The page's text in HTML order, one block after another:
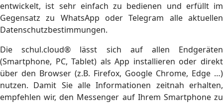
entwickelt, ist sehr einfach zu bedienen und erfüllt im
Gegensatz zu WhatsApp oder Telegram alle aktuellen
Datenschutzbestimmungen.
Die schul.cloud® lässt sich auf allen Endgeräten
(Smartphone, PC, Tablet) als App installieren oder direkt
über den Browser (z.B. Firefox, Google Chrome, Edge …)
nutzen. Damit Sie alle Informationen zeitnah erhalten,
empfehlen wir, den Messenger auf Ihrem Smartphone zu